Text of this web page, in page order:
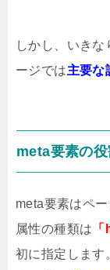
しかし、いき
ージでは主要な
meta要素の
meta要素はペ
属性の種類は
初に指定します